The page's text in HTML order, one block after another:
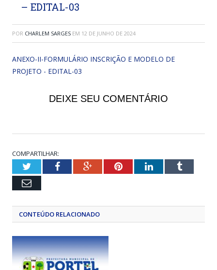
– EDITAL-03
POR CHARLEM SARGES EM 12 DE JUNHO DE 2024
ANEXO-II-FORMULÁRIO INSCRIÇÃO E MODELO DE
PROJETO - EDITAL-03
DEIXE SEU COMENTÁRIO
COMPARTILHAR:
TwitterFacebookGoogle+PinterestLinkedInTumblr
Email
CONTEÚDO RELACIONADO